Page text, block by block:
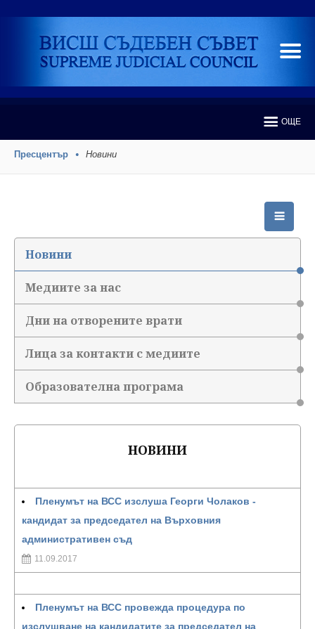
ОЩЕ
Пресцентър Новини
Новини
Медиите за нас
Дни на отворените врати
Лица за контакти с медиите
Образователна програма
НОВИНИ
Пленумът на ВСС изслуша Георги Чолаков -
кандидат за председател на Върховния
административен съд
11.09.2017
Пленумът на ВСС провежда процедура по
изслушване на кандидатите за председател на